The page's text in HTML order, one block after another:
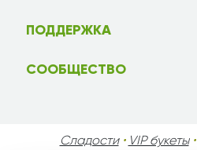
ПОДДЕРЖКА
СООБЩЕСТВО
Сладости• VIP букеты•